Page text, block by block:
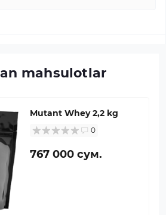
mahsulotlar
Mutant Whey 2,2 kg
0
767 000 сум.